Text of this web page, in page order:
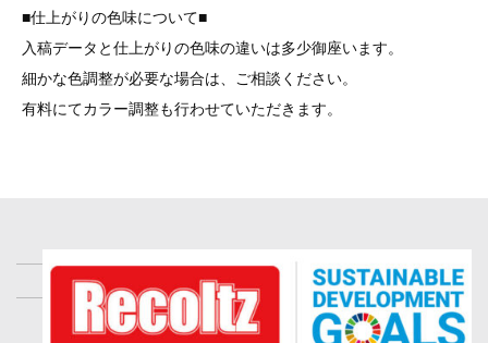
■仕上がりの色味について■
入稿データと仕上がりの色味の違いは多少御座います。
細かな色調整が必要な場合は、ご相談ください。
有料にてカラー調整も行わせていただきます。